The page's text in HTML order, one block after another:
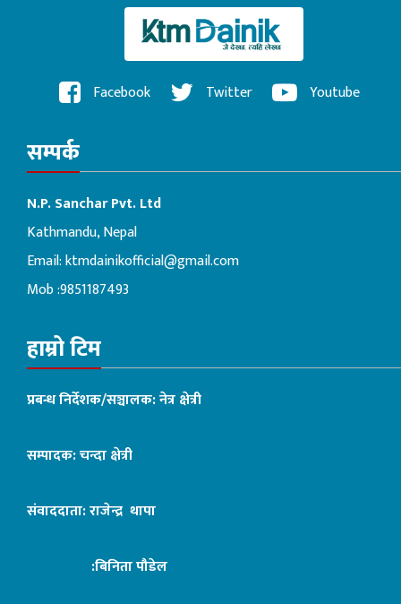
Facebook Twitter Youtube
सम्पर्क
N.P. Sanchar Pvt. Ltd
Kathmandu, Nepal
Email:ktmdainikofficial@gmail.com
Mob :9851187493
हाम्रो टिम
प्रबन्ध निर्देशक/सञ्चालक: नेत्र क्षेत्री
सम्पादक: चन्दा क्षेत्री
संवाददाता: राजेन्द्र थापा
:बिनिता पौडेल